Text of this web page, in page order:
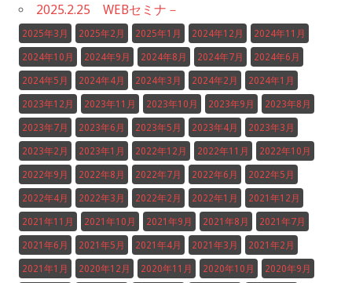
2025.2.25 WEBセミナ－
2025年3月 2025年2月 2025年1月 2024年12月 2024年11月
2024年10月 2024年9月 2024年8月 2024年7月 2024年6月
2024年5月 2024年4月 2024年3月 2024年2月 2024年1月
2023年12月 2023年11月 2023年10月 2023年9月 2023年8月
2023年7月 2023年6月 2023年5月 2023年4月 2023年3月
2023年2月 2023年1月 2022年12月 2022年11月 2022年10月
2022年9月 2022年8月 2022年7月 2022年6月 2022年5月
2022年4月 2022年3月 2022年2月 2022年1月 2021年12月
2021年11月 2021年10月 2021年9月 2021年8月 2021年7月
2021年6月 2021年5月 2021年4月 2021年3月 2021年2月
2021年1月 2020年12月 2020年11月 2020年10月 2020年9月